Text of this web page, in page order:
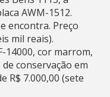
AWM-1512.
encontra. Preço
mil reais).
14000, cor marrom,
de conservação em
R$ 7.000,00 (sete